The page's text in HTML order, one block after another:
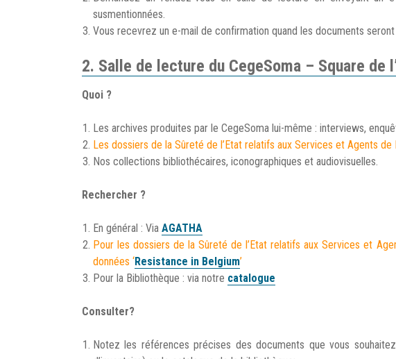
susmentionnées.
Vous recevrez un e-mail de confirmation quand les documents
2. Salle de lecture du CegeSoma – Square de
Quoi ?
Les archives produites par le CegeSoma lui-même : interviews,
Les dossiers de la Sûreté de l’Etat relatifs aux Services et Agents
Nos collections bibliothécaires, iconographiques et audiovisuelles.
Rechercher ?
En général : Via AGATHA
Pour les dossiers de la Sûreté de l’Etat relatifs aux Services et
données ‘Resistance in Belgium’
Pour la Bibliothèque : via notre catalogue
Consulter?
Notez les références précises des documents que vous